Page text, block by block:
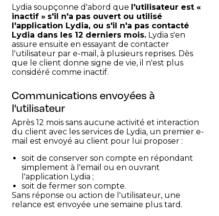
Lydia soupçonne d'abord que l'utilisateur est «
inactif » s'il n'a pas ouvert ou utilisé
l'application Lydia, ou s'il n'a pas contacté
Lydia dans les 12 derniers mois. Lydia s'en
assure ensuite en essayant de contacter
l'utilisateur par e-mail, à plusieurs reprises. Dès
que le client donne signe de vie, il n'est plus
considéré comme inactif.
Communications envoyées à
l'utilisateur
Après 12 mois sans aucune activité et interaction
du client avec les services de Lydia, un premier e-
mail est envoyé au client pour lui proposer :
soit de conserver son compte en répondant
simplement à l'email ou en ouvrant
l'application Lydia ;
soit de fermer son compte.
Sans réponse ou action de l'utilisateur, une
relance est envoyée une semaine plus tard.